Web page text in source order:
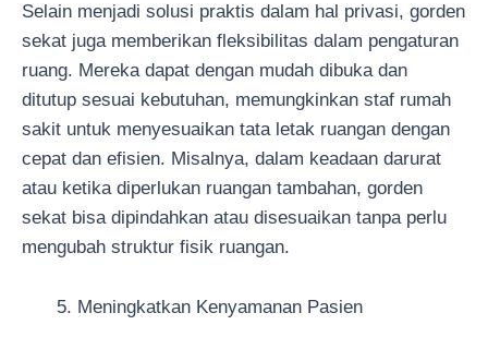
Selain menjadi solusi praktis dalam hal privasi, gorden
sekat juga memberikan fleksibilitas dalam pengaturan
ruang. Mereka dapat dengan mudah dibuka dan
ditutup sesuai kebutuhan, memungkinkan staf rumah
sakit untuk menyesuaikan tata letak ruangan dengan
cepat dan efisien. Misalnya, dalam keadaan darurat
atau ketika diperlukan ruangan tambahan, gorden
sekat bisa dipindahkan atau disesuaikan tanpa perlu
mengubah struktur fisik ruangan.
Meningkatkan Kenyamanan Pasien